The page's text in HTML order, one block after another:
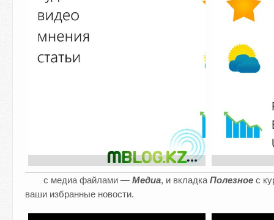
с медиа файлами — Медиа, и вкладка Полезное с
ваши избранные новости.